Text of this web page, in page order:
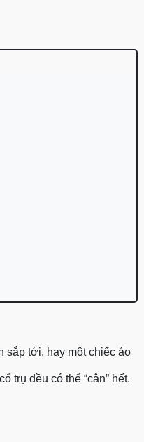
sắp tới, hay một chiếc áo
trụ đều có thể “cân” hết.